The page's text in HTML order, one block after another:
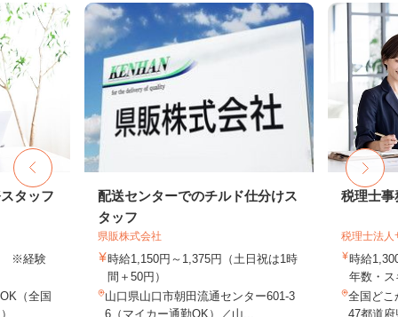
タッフ
※経験
（全国
配送センターでのチルド仕分けス
タッフ
県販株式会社
時給1,150円～1,375円（土日祝は1時
間＋50円）
山口県山口市朝田流通センター601-3
6（マイカー通勤OK）／山...
税理士事
税理士法人
時給
年数・
全国どこ
47都道